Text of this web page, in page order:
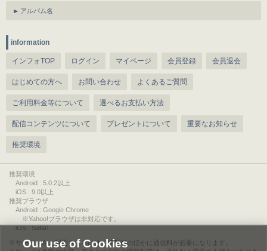
アルバム名
information
インフォTOP ログイン マイページ 会員登録 会員退会
はじめての方へ お問い合わせ よくあるご質問
ご利用料金等について 選べるお支払い方法
配信コンテンツについて プレゼントについて 重要なお知らせ
推奨環境
推奨環境
Android : 5.0.2以上
iOS : 9.0以上
推奨ブラウザ
Android : Google Chrome
※Yahoo!ブラウザは非対応です。
iOS : Safari
サービスをご利用されるには、情報料のほかに通信料が必要になります。
Our use of Cookies